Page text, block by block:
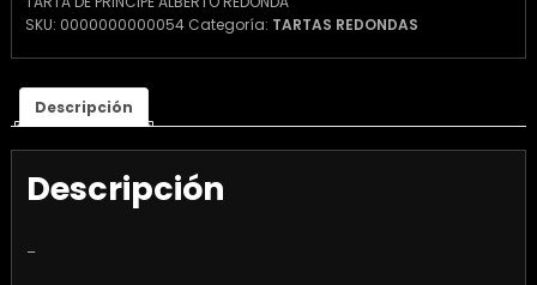
SKU: 0000000000054 Categoría: TARTAS REDONDAS
Descripción
Descripción
–